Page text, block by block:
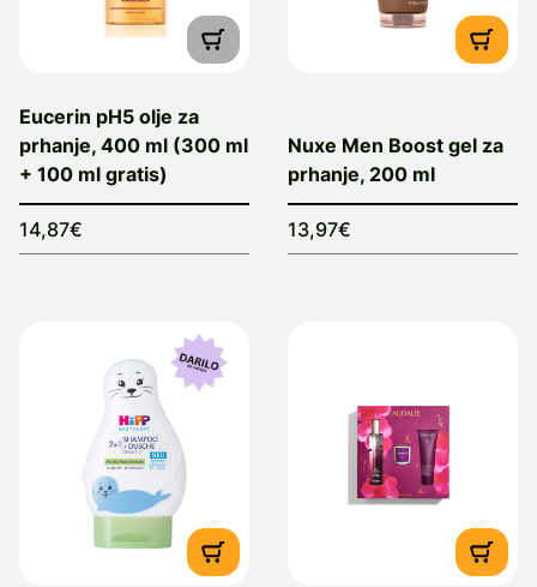
Eucerin pH5 olje za
prhanje, 400 ml (300 ml
+ 100 ml gratis)
14,87€
Nuxe Men Boost gel za
prhanje, 200 ml
13,97€